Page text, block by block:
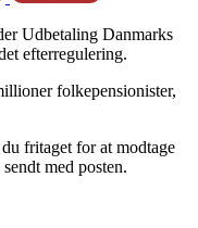
Udbetaling Danmarks
efterregulering.
folkepensionister,
fritaget for at modtage
med posten.